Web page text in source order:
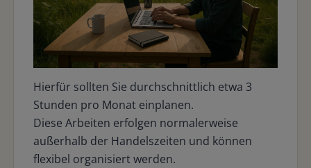
Hierfür sollten Sie durchschnittlich etwa 3
Stunden pro Monat einplanen.
Diese Arbeiten erfolgen normalerweise
außerhalb der Handelszeiten und können
flexibel organisiert werden.